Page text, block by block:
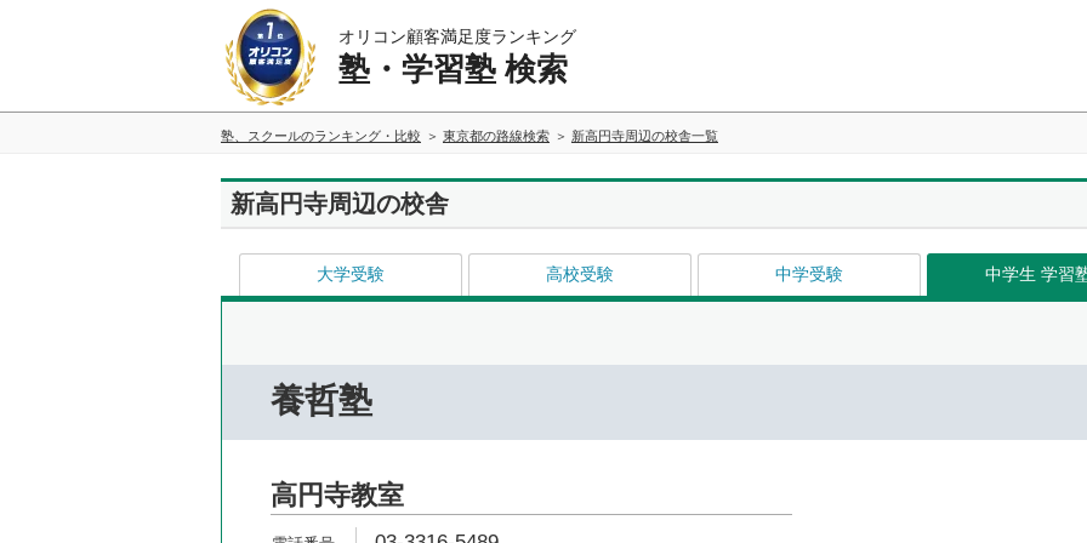
オリコン顧客満足度ランキング
塾・学習塾 検索
塾、スクールのランキング・比較 東京都の路線検索 新高円寺周辺の校舎一覧
新高円寺周辺の校舎
大学受験 高校受験 中学受験 中学生 学習
養哲塾
高円寺教室